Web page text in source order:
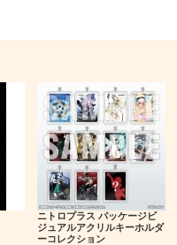
ニトロプラス パッケージビ
ジュアルアクリルキーホルダ
ーコレクション